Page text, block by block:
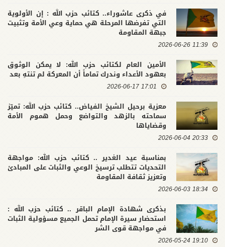
في ذكرى عاشوراء.. كتائب حزب الله : إن الأولوية
التي تفرضها المرحلة هي حماية وعي الأمة وتثبيت
جبهة المقاومة
11:39 2026-06-26
الأمين العام لكتائب حزب الله: لا يمكن الوثوق
بعهود الأعداء وندرك تماماً أن المعركة لم تنتهِ بعد
17:01 2026-06-17
معزية برحيل الشيخ الفياض.. كتائب حزب الله: تميّز
سماحته بالزهد والتواضع وحمل هموم الأمة
وقضاياها
20:33 2026-06-04
بمناسبة عيد الغدير .. كتائب حزب الله: مواجهة
التحديات تتطلب ترسيخ الوعي والثبات على المبادئ
وتعزيز ثقافة المقاومة
18:34 2026-06-03
بذكرى شهادة الإمام الباقر .. كتائب حزب الله :
استحضار سيرة الإمام تحمل الجميع مسؤولية الثبات
في مواجهة قوى الشر
19:10 2026-05-24